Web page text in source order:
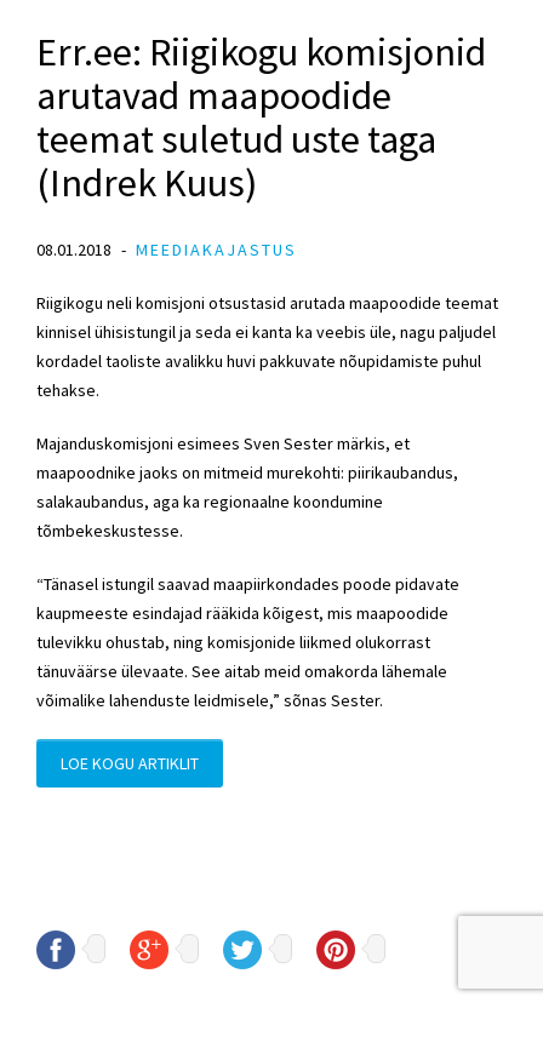
Err.ee: Riigikogu komisjonid
arutavad maapoodide
teemat suletud uste taga
(Indrek Kuus)
08.01.2018 MEEDIAKAJASTUS
Riigikogu neli komisjoni otsustasid arutada maapoodide teemat
kinnisel ühisistungil ja seda ei kanta ka veebis üle, nagu paljudel
kordadel taoliste avalikku huvi pakkuvate nõupidamiste puhul
tehakse.
Majanduskomisjoni esimees Sven Sester märkis, et
maapoodnike jaoks on mitmeid murekohti: piirikaubandus,
salakaubandus, aga ka regionaalne koondumine
tõmbekeskustesse.
“Tänasel istungil saavad maapiirkondades poode pidavate
kaupmeeste esindajad rääkida kõigest, mis maapoodide
tulevikku ohustab, ning komisjonide liikmed olukorrast
tänuväärse ülevaate. See aitab meid omakorda lähemale
võimalike lahenduste leidmisele,” sõnas Sester.
LOE KOGU ARTIKLIT